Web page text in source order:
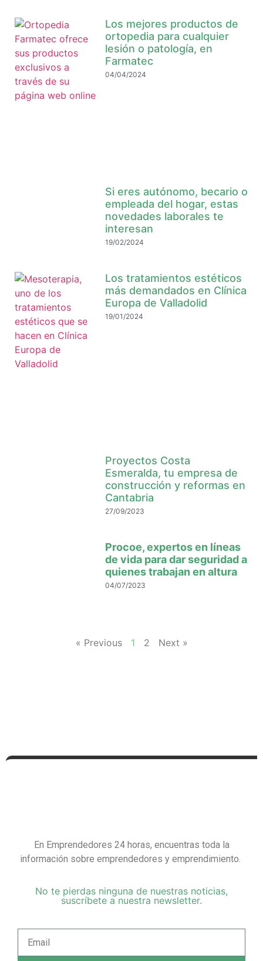
Los mejores productos de
ortopedia para cualquier
lesión o patología, en
Farmatec
04/04/2024
Si eres autónomo, becario o
empleada del hogar, estas
novedades laborales te
interesan
19/02/2024
Los tratamientos estéticos
más demandados en Clínica
Europa de Valladolid
19/01/2024
Proyectos Costa
Esmeralda, tu empresa de
construcción y reformas en
Cantabria
27/09/2023
Procoe, expertos en líneas
de vida para dar seguridad a
quienes trabajan en altura
04/07/2023
« Previous 1 2 Next »
En Emprendedores 24 horas, encuentras toda la
información sobre emprendedores y emprendimiento.
No te pierdas ninguna de nuestras noticias,
suscríbete a nuestra newsletter.